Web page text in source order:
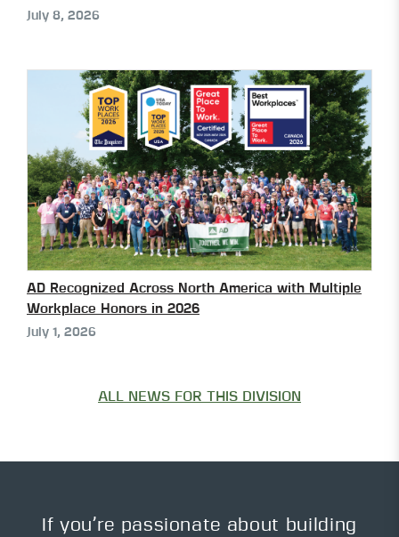
July 8, 2026
AD Recognized Across North America with Multiple
Workplace Honors in 2026
July 1, 2026
ALL NEWS FOR THIS DIVISION
If you’re passionate about building